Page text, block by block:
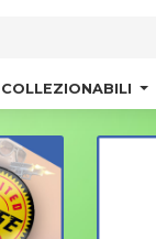
COLLEZIONABILI